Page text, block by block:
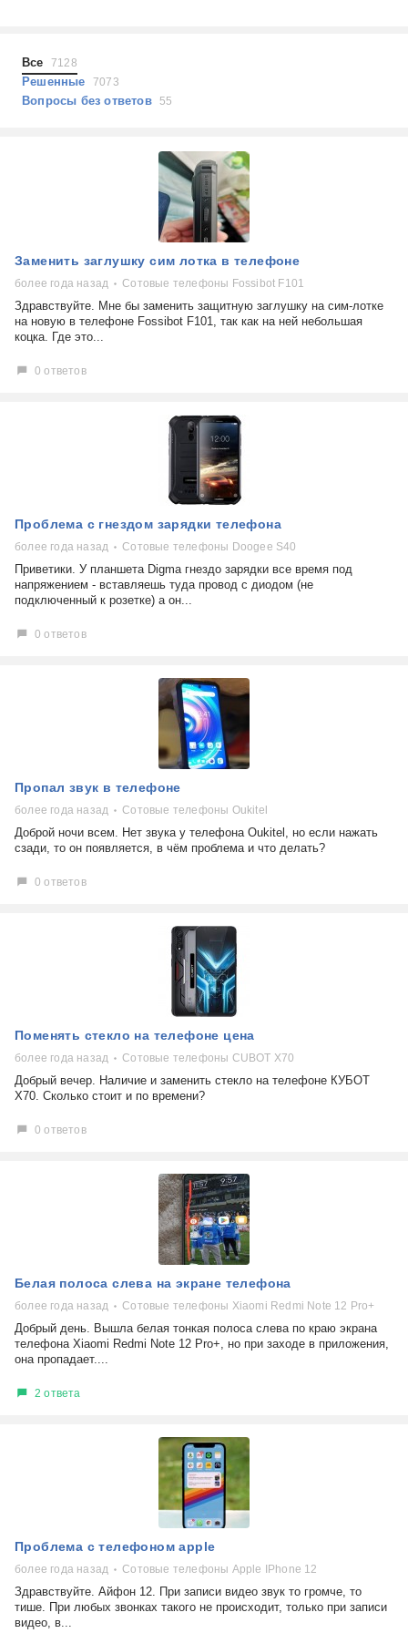
Наушники
Выберите...
не включается
самопроизвольное выключение
возможность ремонта
самостоятельный ремонт
выдает ошибку
плохо работает
решение проблемы
Все 7128
Решенные 7073
Вопросы без ответов55
Заменить заглушку сим лотка в телефоне
более года назад Сотовые телефоны Fossibot F101
Здравствуйте. Мне бы заменить защитную заглушку на сим-лотке
на новую в телефоне Fossibot F101, так как на ней небольшая
коцка. Где это...
0 ответов
Проблема с гнездом зарядки телефона
более года назад Сотовые телефоны Doogee S40
Приветики. У планшета Digma гнездо зарядки все время под
напряжением - вставляешь туда провод с диодом (не
подключенный к розетке) а он...
0 ответов
Пропал звук в телефоне
более года назад Сотовые телефоны Oukitel
Доброй ночи всем. Нет звука у телефона Oukitel, но если нажать
сзади, то он появляется, в чём проблема и что делать?
0 ответов
Поменять стекло на телефоне цена
более года назад Сотовые телефоны CUBOT X70
Добрый вечер. Наличие и заменить стекло на телефоне КУБОТ
Х70. Сколько стоит и по времени?
0 ответов
Белая полоса слева на экране телефона
более года назад Сотовые телефоны Xiaomi Redmi Note 12 Pro+
Добрый день. Вышла белая тонкая полоса слева по краю экрана
телефона Xiaomi Redmi Note 12 Pro+, но при заходе в приложения,
она пропадает....
2 ответа
Проблема с телефоном apple
более года назад Сотовые телефоны Apple IPhone 12
Здравствуйте. Айфон 12. При записи видео звук то громче, то
тише. При любых звонках такого не происходит, только при записи
видео, в...